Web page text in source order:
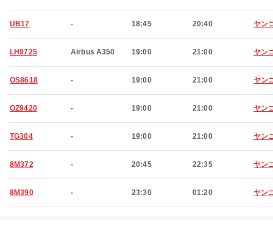
UB17 - 18:45 20:40 ヤン
LH9725 Airbus A350 19:00 21:00 ヤン
OS8618 - 19:00 21:00 ヤン
OZ9420 - 19:00 21:00 ヤン
TG304 - 19:00 21:00 ヤン
8M372 - 20:45 22:35 ヤン
8M390 - 23:30 01:20 ヤン